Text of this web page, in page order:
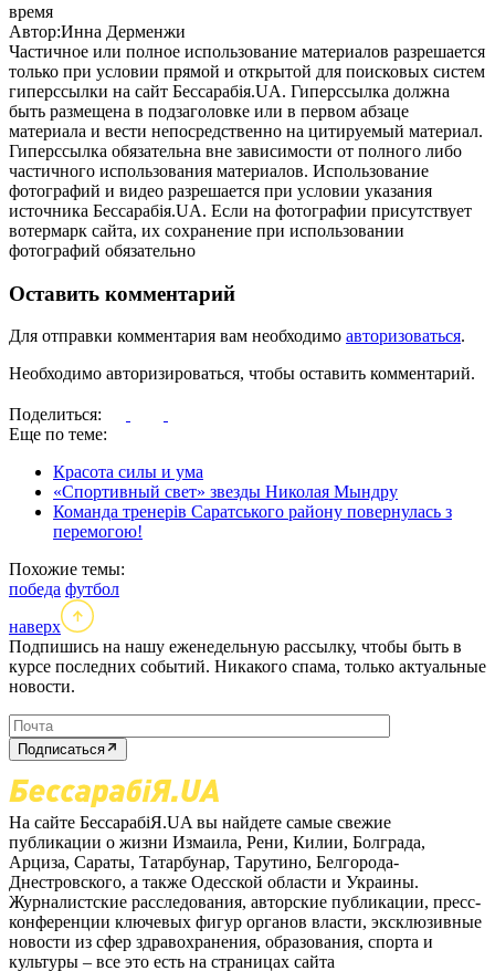
время
Автор:Инна Дерменжи
Частичное или полное использование материалов разрешается
только при условии прямой и открытой для поисковых систем
гиперссылки на сайт Бессарабія.UA. Гиперссылка должна
быть размещена в подзаголовке или в первом абзаце
материала и вести непосредственно на цитируемый материал.
Гиперссылка обязательна вне зависимости от полного либо
частичного использования материалов. Использование
фотографий и видео разрешается при условии указания
источника Бессарабія.UA. Если на фотографии присутствует
вотермарк сайта, их сохранение при использовании
фотографий обязательно
Оставить комментарий
Для отправки комментария вам необходимо авторизоваться.
Необходимо авторизироваться, чтобы оставить комментарий.
Поделиться:
Еще по теме:
Красота силы и ума
«Спортивный свет» звезды Николая Мындру
Команда тренерів Саратського району повернулась з
перемогою!
Похожие темы:
победа футбол
наверх
Подпишись на нашу еженедельную рассылку, чтобы быть в
курсе последних событий. Никакого спама, только актуальные
новости.
Подписаться
На сайте БессарабіЯ.UA вы найдете самые свежие
публикации о жизни Измаила, Рени, Килии, Болграда,
Арциза, Сараты, Татарбунар, Тарутино, Белгорода-
Днестровского, а также Одесской области и Украины.
Журналистские расследования, авторские публикации, пресс-
конференции ключевых фигур органов власти, эксклюзивные
новости из сфер здравохранения, образования, спорта и
культуры – все это есть на страницах сайта